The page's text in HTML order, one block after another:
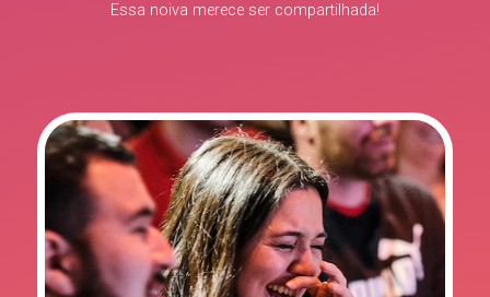
Essa noiva merece ser compartilhada!